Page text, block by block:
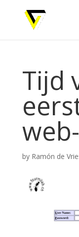
Tijd
by Ramón de